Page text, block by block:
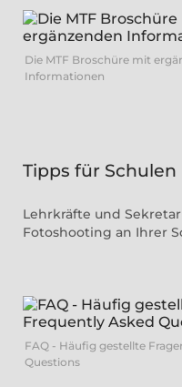
Die MTF Broschüre mit
Informationen
Tipps für Schulen
Lehrkräfte und
Fotoshooting an Ihrer
FAQ - Häufig gestellte
Questions